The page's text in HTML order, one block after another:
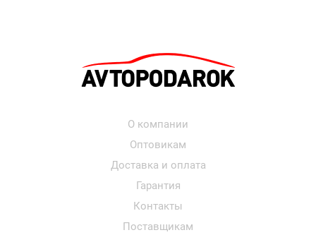
О компании
Оптовикам
Доставка и оплата
Гарантия
Контакты
Поставщикам